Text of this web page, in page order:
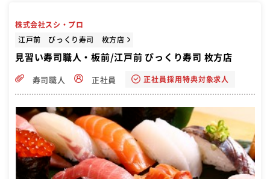
株式会社スシ・プロ
江戸前 びっくり寿司 枚方店
見習い寿司職人・板前/江戸前 びっくり寿司 枚方店
寿司職人 正社員 正社員採用特典対象求人